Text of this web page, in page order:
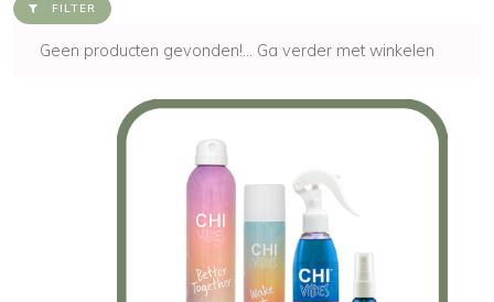
FILTER
Geen producten gevonden!... Ga verder met winkelen